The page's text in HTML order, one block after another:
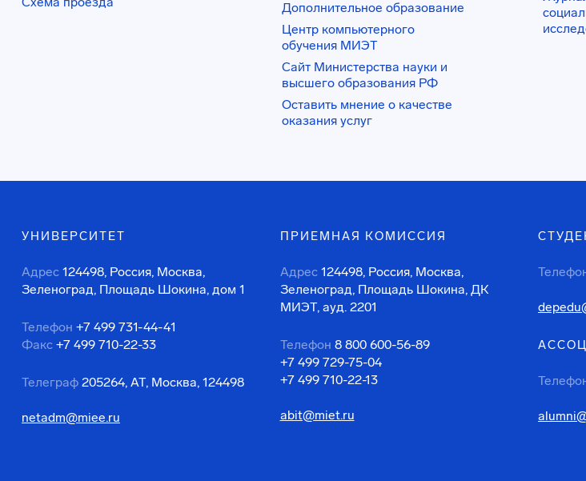
Дополнительное образование
Центр компьютерного
обучения МИЭТ
Сайт Министерства науки и
высшего образования РФ
Оставить мнение о качестве
оказания услуг
УНИВЕРСИТЕТ
Адрес 124498, Россия, Москва,
Зеленоград, Площадь Шокина, дом 1
Телефон +7 499 731-44-41
Факс +7 499 710-22-33
Телеграф 205264, АТ, Москва, 124498
netadm@miee.ru
ПРИЕМНАЯ КОМИССИЯ
Адрес 124498, Россия, Москва,
Зеленоград, Площадь Шокина, ДК
МИЭТ, ауд. 2201
Телефон 8 800 600-56-89
+7 499 729-75-04
+7 499 710-22-13
abit@miet.ru